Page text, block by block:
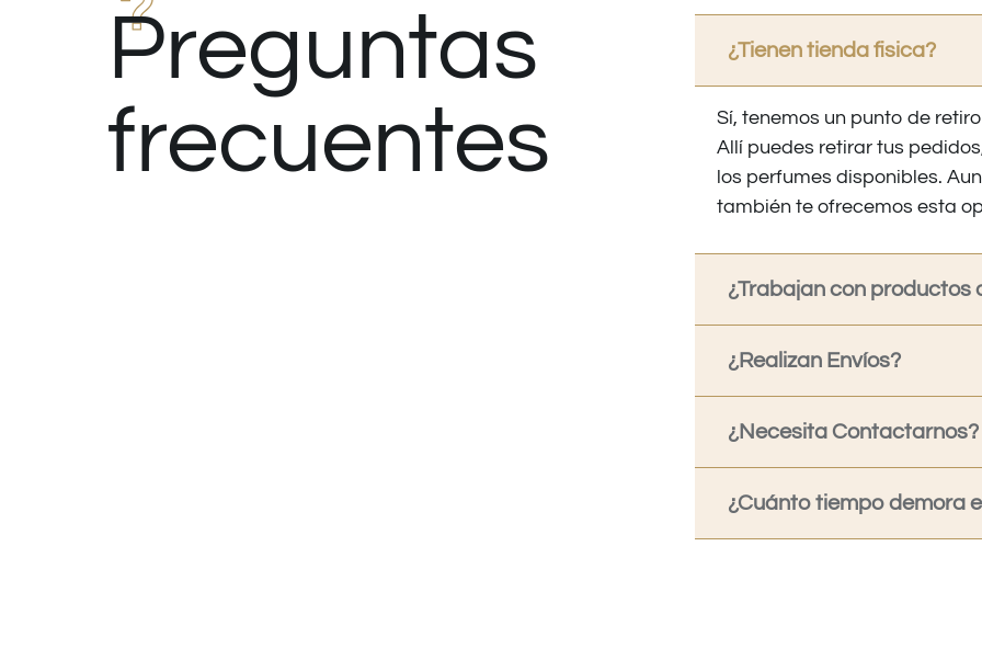
Preguntas
frecuentes
¿Tienen tienda fisica?
Sí, tenemos un punto de
Allí puedes retirar tus
los perfumes disponibles.
también te ofrecemos esta
¿Trabajan con productos
¿Realizan Envíos?
¿Necesita Contactarnos?
¿Cuánto tiempo demora